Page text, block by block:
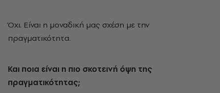
Όχι. Είναι η μοναδική μας σχέση με την
πραγματικότητα.
Και ποια είναι η πιο σκοτεινή όψη της
πραγματικότητας;